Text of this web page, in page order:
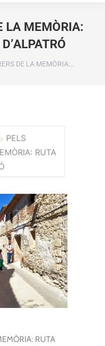
LA MEMÒRIA:
DE LA MEMÒRIA:…
PELS
RUTA
RUTA